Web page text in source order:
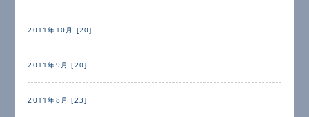
2011年10月 [20]
2011年9月 [20]
2011年8月 [23]